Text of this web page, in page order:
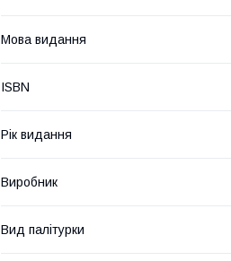
Мова видання
ISBN
Рік видання
Виробник
Вид палітурки